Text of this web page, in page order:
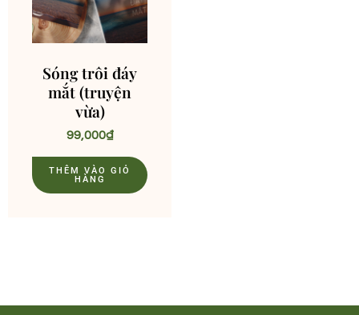
Sóng trôi đáy
mắt (truyện
vừa)
99,000₫
THÊM VÀO GIỎ
HÀNG